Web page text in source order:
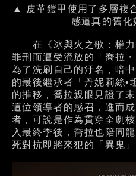
▲ 皮革鎧甲使用了多層複
感逼真的舊
在《冰與火之歌：權力
罪刑而遭受流放的「喬拉
為了洗刷自己的汙名，暗
的最後繼承者「丹妮莉絲•
的推移，喬拉親眼見證了
這位領導者的感召，進而
者，可說是作為貫穿全劇
入最終季後，喬拉也陪同
死對抗即將來犯的「異鬼」